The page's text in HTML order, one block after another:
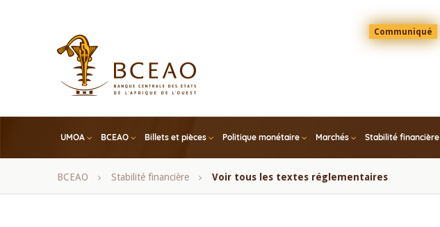
Menu
Top
Communiqué
UMOA BCEAO Billets et pièces Politique monétaire Marchés Stabilité financière
Fil
BCEAO Stabilité financière Voir tous les textes réglementaires